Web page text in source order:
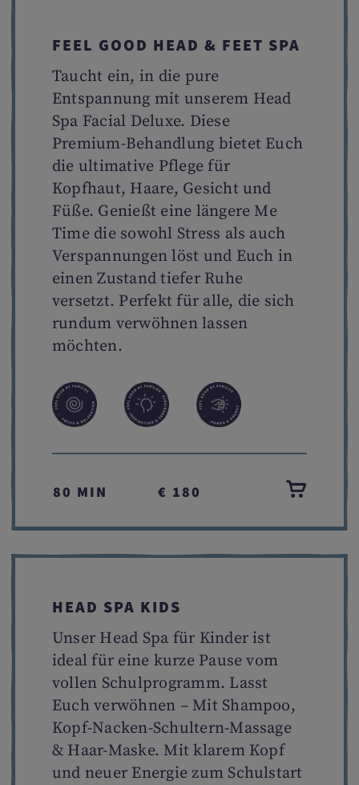
FEEL GOOD HEAD & FEET SPA
Taucht ein, in die pure
Entspannung mit unserem Head
Spa Facial Deluxe. Diese
Premium-Behandlung bietet Euch
die ultimative Pflege für
Kopfhaut, Haare, Gesicht und
Füße. Genießt eine längere Me
Time die sowohl Stress als auch
Verspannungen löst und Euch in
einen Zustand tiefer Ruhe
versetzt. Perfekt für alle, die sich
rundum verwöhnen lassen
möchten.
80 MIN € 180
HEAD SPA KIDS
Unser Head Spa für Kinder ist
ideal für eine kurze Pause vom
vollen Schulprogramm. Lasst
Euch verwöhnen – Mit Shampoo,
Kopf-Nacken-Schultern-Massage
& Haar-Maske. Mit klarem Kopf
und neuer Energie zum Schulstart